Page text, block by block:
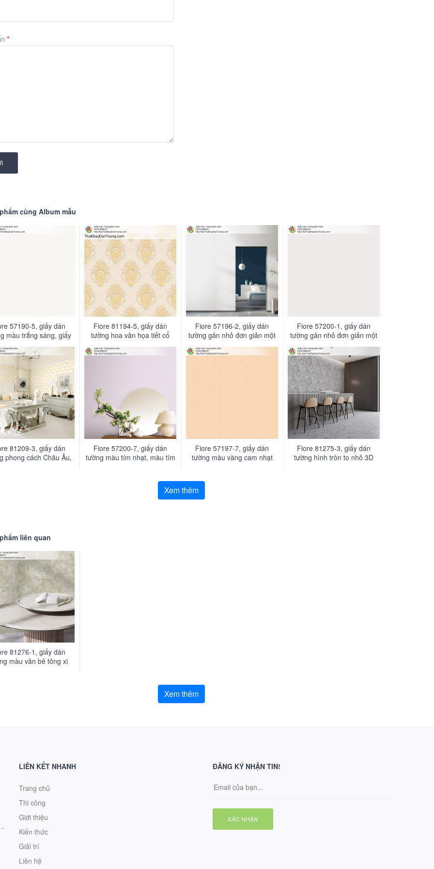
Sau khi dán giấy lên tường, cần dùng thước mực và dao rọc giấy để cắt giấy dán tường cho
*
cùng Album mẫu
57190-5, giấy dán
màu trắng sáng, giấy
một màu hiện đại
Fiore 81194-5, giấy dán
tường hoa văn họa tiết cổ
điển Châu Âu màu vàng
Fiore 57196-2, giấy dán
tường gân nhỏ đơn giản một
màu trắng sữa
Fiore 57200-1, giấy dán
tường gân nhỏ đơn giản một
màu trắng sữa
81209-3, giấy dán
phong cách Châu Âu,
Fiore 57200-7, giấy dán
tường màu tím nhạt, màu tím
Fiore 57197-7, giấy dán
tường màu vàng cam nhạt
Fiore 81275-3, giấy dán
tường hình tròn to nhỏ 3D
Xem thêm
liên quan
81276-1, giấy dán
màu vân bê tông xi
Xem thêm
LIÊN KẾT NHANH
Trang chủ
Thi công
Giới thiệu
Kiến thức
Giải trí
Liên hệ
ĐĂNG KÝ NHẬN TIN!
XÁC NHẬN